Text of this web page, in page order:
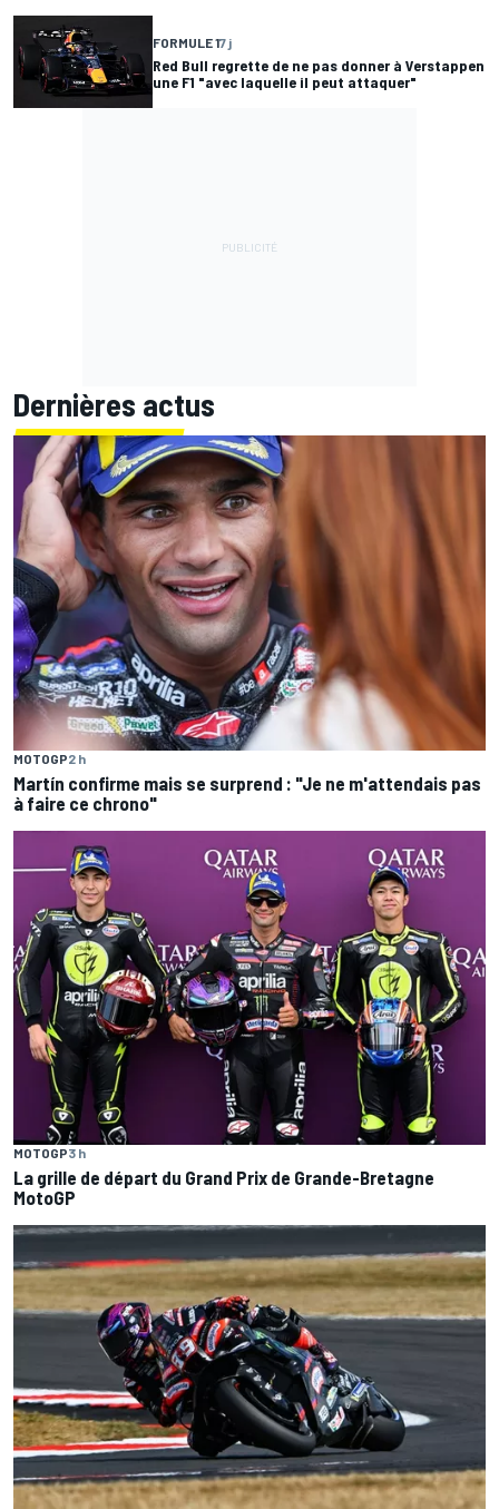
FORMULE 17 j
Red Bull regrette de ne pas donner à Verstappen
une F1 "avec laquelle il peut attaquer"
Dernières actus
MOTOGP2 h
Martín confirme mais se surprend : "Je ne m'attendais pas
à faire ce chrono"
MOTOGP3 h
La grille de départ du Grand Prix de Grande-Bretagne
MotoGP